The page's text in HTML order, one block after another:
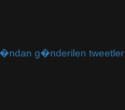
g�nderilen tweetler